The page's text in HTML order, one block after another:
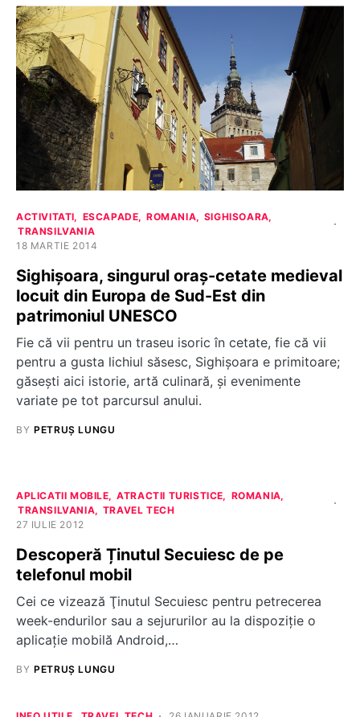
ACTIVITATI ESCAPADE ROMANIA
SIGHISOARA
TRANSILVANIA
18 MARTIE 2014
Sighișoara, singurul oraș-cetate medieval
locuit din Europa de Sud-Est din
patrimoniul UNESCO
Fie că vii pentru un traseu isoric în cetate, fie că vii
pentru a gusta lichiul săsesc, Sighișoara e primitoare;
găsești aici istorie, artă culinară, și evenimente
variate pe tot parcursul anului.
BY PETRUȘ LUNGU
APLICATII MOBILE ATRACTII TURISTICE
ROMANIA
TRANSILVANIA
TRAVEL TECH
27 IULIE 2012
Descoperă Ținutul Secuiesc de pe
telefonul mobil
Cei ce vizează Ţinutul Secuiesc pentru petrecerea
week-endurilor sau a sejururilor au la dispoziţie o
aplicaţie mobilă Android,…
BY PETRUȘ LUNGU